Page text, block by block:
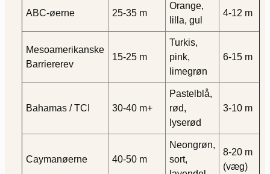
ABC-øerne 25-35 m
Orange,
lilla, gul
4-12 m
Mesoamerikanske
Barriererev
15-25 m
Turkis,
pink,
limegrøn
6-15 m
Bahamas / TCI 30-40 m+
Pastelblå,
rød,
lyserød
3-10 m
Caymanøerne 40-50 m
Neongrøn,
sort,
8-20 m
(væg)